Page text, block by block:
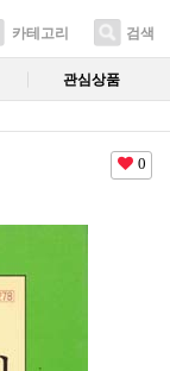
카테고리 검색
관심상품
0